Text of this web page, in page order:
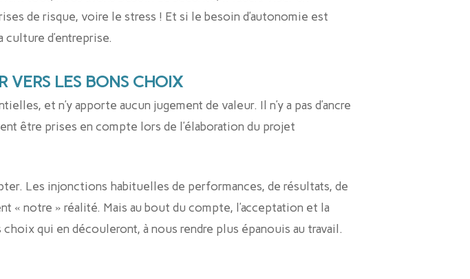
de risque, voire le stress ! Et si le besoin d’autonomie est
d’entreprise.
VERS LES BONS CHOIX
et n’y apporte aucun jugement de valeur. Il n’y a pas d’ancre
être prises en compte lors de l’élaboration du projet
Les injonctions habituelles de performances, de résultats, de
notre » réalité. Mais au bout du compte, l’acceptation et la
qui en découleront, à nous rendre plus épanouis au travail.